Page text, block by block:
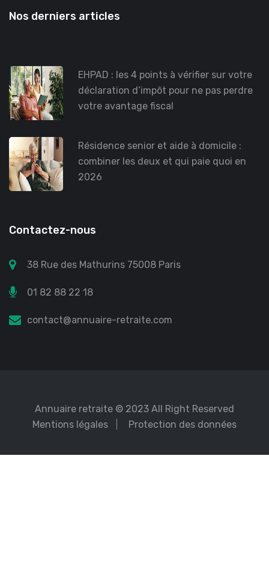
Nos derniers articles
EHPAD : les 4 points à vérifier sur votre
déclaration d’impôt pour ne pas perdre
votre avantage fiscal
Résidence senior et aide à domicile :
combiner les deux et qui paie quoi en
2026
Contactez-nous
38 Rue des Mathurins 75008 Paris
01 82 88 22 18
contact@annuaire-retraite.com
Annuaire retraite © 2023 All Right Reserved
Mentions légales
Protection des données